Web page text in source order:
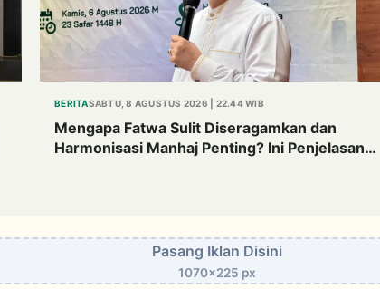
BERITASABTU, 8 AGUSTUS 2026 | 22.44 WIB
Mengapa Fatwa Sulit Diseragamkan dan
Harmonisasi Manhaj Penting? Ini Penjelasan
Pasang Iklan Disini
1070x225 px